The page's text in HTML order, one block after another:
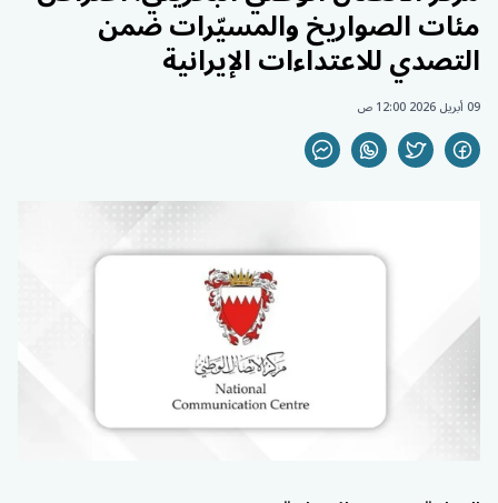
مئات الصواريخ والمسيّرات ضمن
التصدي للاعتداءات الإيرانية
09 أبريل 2026 12:00 ص